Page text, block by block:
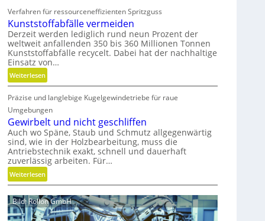
s
c
h
e
r
B
e
d
e
n
k
n
a
u
f
m
i
t
t
e
n
l
o
s
e
M
V
O
-
C
h
e
c
k
Verfahren für ressourceneffizienten Spritzguss
Kunststoffabfälle vermeiden
Derzeit werden lediglich rund neun Prozent der
weltweit anfallenden 350 bis 360 Millionen Tonnen
Kunststoffabfälle recycelt. Dabei hat der nachhaltige
Einsatz von…
Weiterlesen:
K
u
n
s
t
s
t
o
f
f
a
b
Präzise und langlebige Kugelgewindetriebe für raue
Umgebungen
Gewirbelt und nicht geschliffen
Auch wo Späne, Staub und Schmutz allgegenwärtig
sind, wie in der Holzbearbeitung, muss die
Antriebstechnik exakt, schnell und dauerhaft
zuverlässig arbeiten. Für…
Weiterlesen:
G
e
w
i
Bild: Rollon GmbH